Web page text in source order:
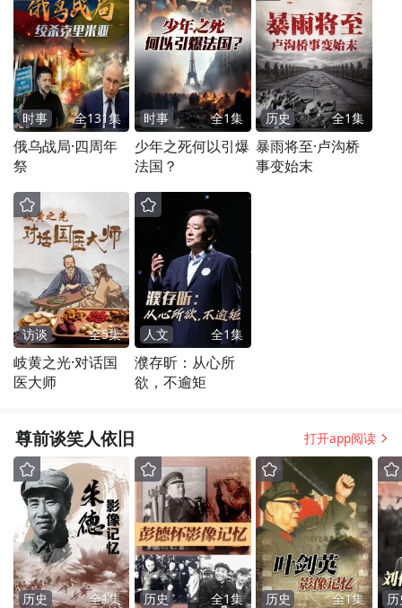
时事 全131集
俄乌战局·四周年
祭
时事 全1集
少年之死何以引爆
法国？
历史 全1集
暴雨将至·卢沟桥
事变始末
访谈 全5集
岐黄之光·对话国
医大师
人文 全1集
濮存昕：从心所
欲，不逾矩
尊前谈笑人依旧 打开app阅读
历史 全1集 历史 全1集 历史 全1集